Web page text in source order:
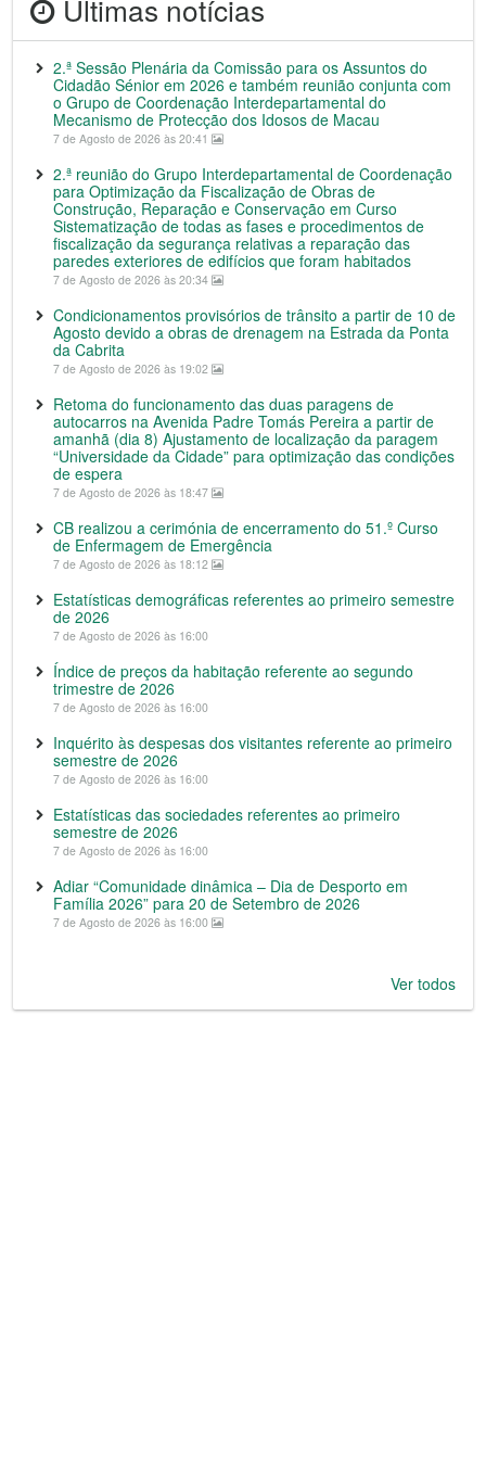
Últimas notícias
2.ª Sessão Plenária da Comissão para os Assuntos do
Cidadão Sénior em 2026 e também reunião conjunta com
o Grupo de Coordenação Interdepartamental do
Mecanismo de Protecção dos Idosos de Macau
7 de Agosto de 2026 às 20:41
2.ª reunião do Grupo Interdepartamental de Coordenação
para Optimização da Fiscalização de Obras de
Construção, Reparação e Conservação em Curso
Sistematização de todas as fases e procedimentos de
fiscalização da segurança relativas a reparação das
paredes exteriores de edifícios que foram habitados
7 de Agosto de 2026 às 20:34
Condicionamentos provisórios de trânsito a partir de 10 de
Agosto devido a obras de drenagem na Estrada da Ponta
da Cabrita
7 de Agosto de 2026 às 19:02
Retoma do funcionamento das duas paragens de
autocarros na Avenida Padre Tomás Pereira a partir de
amanhã (dia 8) Ajustamento de localização da paragem
“Universidade da Cidade” para optimização das condições
de espera
7 de Agosto de 2026 às 18:47
CB realizou a cerimónia de encerramento do 51.º Curso
de Enfermagem de Emergência
7 de Agosto de 2026 às 18:12
Estatísticas demográficas referentes ao primeiro semestre
de 2026
7 de Agosto de 2026 às 16:00
Índice de preços da habitação referente ao segundo
trimestre de 2026
7 de Agosto de 2026 às 16:00
Inquérito às despesas dos visitantes referente ao primeiro
semestre de 2026
7 de Agosto de 2026 às 16:00
Estatísticas das sociedades referentes ao primeiro
semestre de 2026
7 de Agosto de 2026 às 16:00
Adiar “Comunidade dinâmica – Dia de Desporto em
Família 2026” para 20 de Setembro de 2026
7 de Agosto de 2026 às 16:00
Ver todos